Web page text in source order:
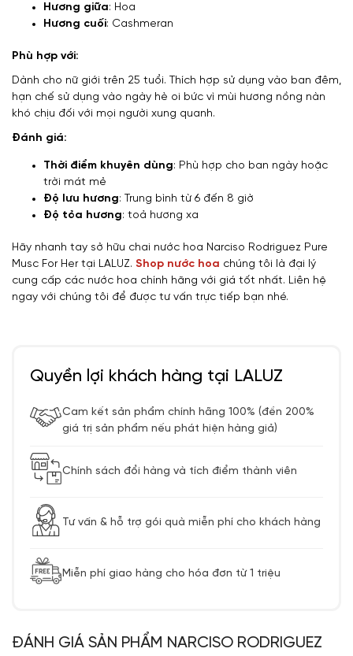
Hương giữa: Hoa
Hương cuối: Cashmeran
Phù hợp với:
Dành cho nữ giới trên 25 tuổi. Thích hợp sử dụng vào ban đêm,
hạn chế sử dụng vào ngày hè oi bức vì mùi hương nồng nàn
khó chịu đối với mọi người xung quanh.
Đánh giá:
Thời điểm khuyên dùng: Phù hợp cho ban ngày hoặc
trời mát mẻ
Độ lưu hương: Trung bình từ 6 đến 8 giờ
Độ tỏa hương: toả hương xa
Hãy nhanh tay sở hữu chai nước hoa Narciso Rodriguez Pure
Musc For Her tại LALUZ. Shop nước hoa chúng tôi là đại lý
cung cấp các nước hoa chính hãng với giá tốt nhất. Liên hệ
ngay với chúng tôi để được tư vấn trực tiếp bạn nhé.
Quyền lợi khách hàng tại LALUZ
Cam kết sản phẩm chính hãng 100% (đền 200%
giá trị sản phẩm nếu phát hiện hàng giả)
Chính sách đổi hàng và tích điểm thành viên
Tư vấn & hỗ trợ gói quà miễn phí cho khách hàng
Miễn phí giao hàng cho hóa đơn từ 1 triệu
ĐÁNH GIÁ SẢN PHẨM NARCISO RODRIGUEZ